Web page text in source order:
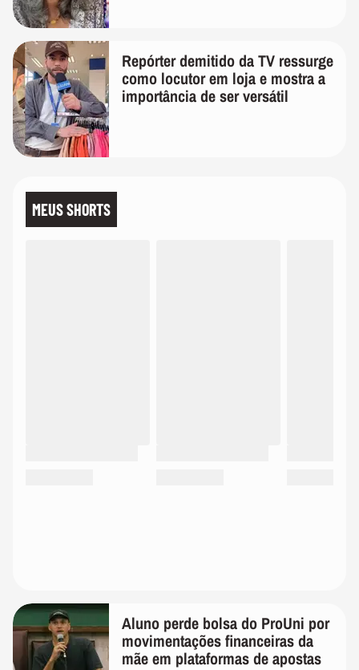
Repórter demitido da TV ressurge
como locutor em loja e mostra a
importância de ser versátil
MEUS SHORTS
Aluno perde bolsa do ProUni por
movimentações financeiras da
mãe em plataformas de apostas